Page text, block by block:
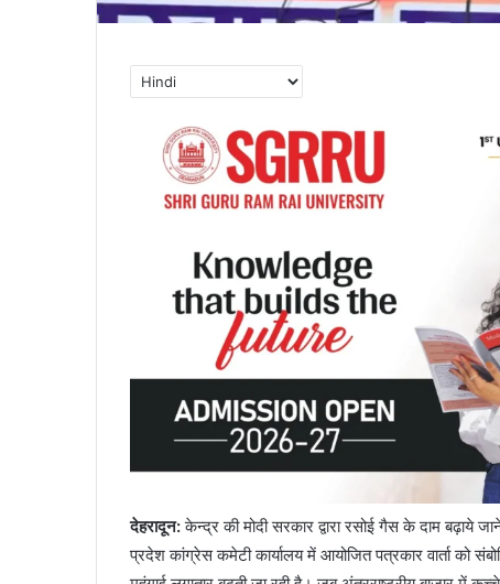
देहरादून:केन्द्र की मोदी सरकार द्वारा रसोई गैस के दाम बढ़ाये
प्रदेश कांग्रेस कमेटी कार्यालय में आयोजित पत्रकार वार्ता को